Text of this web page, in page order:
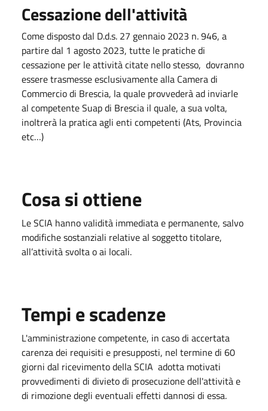
Cessazione dell'attività
Come disposto dal D.d.s. 27 gennaio 2023 n. 946, a
partire dal 1 agosto 2023, tutte le pratiche di
cessazione per le attività citate nello stesso, dovranno
essere trasmesse esclusivamente alla Camera di
Commercio di Brescia, la quale provvederà ad inviarle
al competente Suap di Brescia il quale, a sua volta,
inoltrerà la pratica agli enti competenti (Ats, Provincia
etc…)
Cosa si ottiene
Le SCIA hanno validità immediata e permanente, salvo
modifiche sostanziali relative al soggetto titolare,
all’attività svolta o ai locali.
Tempi e scadenze
L'amministrazione competente, in caso di accertata
carenza dei requisiti e presupposti, nel termine di 60
giorni dal ricevimento della SCIA adotta motivati
provvedimenti di divieto di prosecuzione dell'attività e
di rimozione degli eventuali effetti dannosi di essa.